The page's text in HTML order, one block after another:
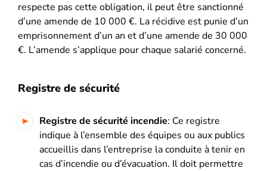
respecte pas cette obligation, il peut être sanctionné
d’une amende de 10 000 €. La récidive est punie d’un
emprisonnement d’un an et d’une amende de 30 000
€. L’amende s’applique pour chaque salarié concerné.
Registre de sécurité
Registre de sécurité incendie: Ce registre
indique à l’ensemble des équipes ou aux publics
accueillis dans l’entreprise la conduite à tenir en
cas d’incendie ou d’évacuation. Il doit permettre